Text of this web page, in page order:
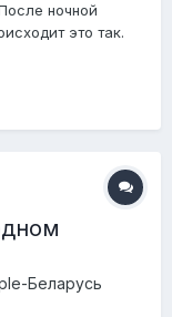
ночной
это так.
стабильно.
такое
Беларусь